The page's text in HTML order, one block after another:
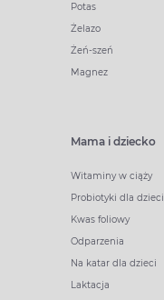
Potas
Żelazo
Żeń-szeń
Magnez
Mama i dziecko
Witaminy w ciąży
Probiotyki dla dzieci
Kwas foliowy
Odparzenia
Na katar dla dzieci
Laktacja